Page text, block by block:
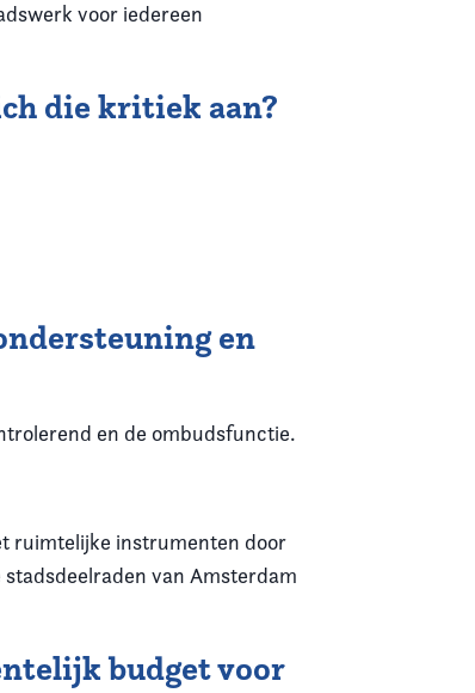
voor iedereen
die kritiek aan?
en
en de ombudsfunctie.
ruimtelijke instrumenten door
van Amsterdam
budget voor